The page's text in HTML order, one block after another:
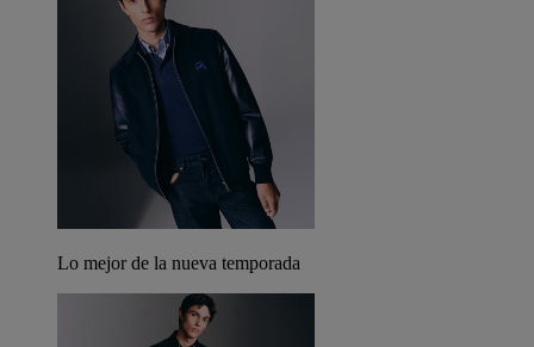
Lo mejor de la nueva temporada